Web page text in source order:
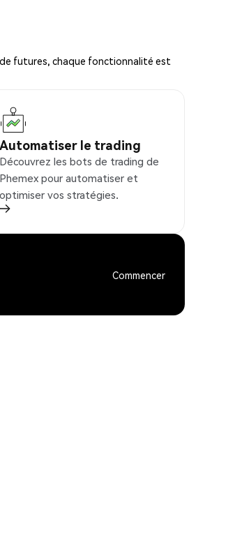
futures, chaque fonctionnalité est
Automatiser le trading
Découvrez les bots de trading de
Phemex pour automatiser et
optimiser vos stratégies.
Commencer